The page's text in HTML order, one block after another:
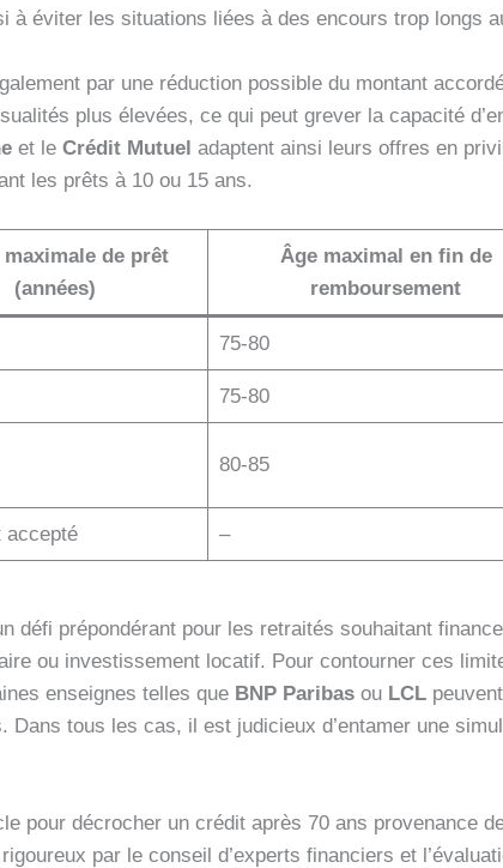
à éviter les situations liées à des encours trop longs
par une réduction possible du montant
plus élevées, ce qui peut grever la capacité
et leCrédit Mutuel adaptent ainsi leurs offres en
les prêts à 10 ou 15 ans.
maximale de prêt
(années)
Âge maximal en fin de
remboursement
75-80
75-80
80-85
accepté –
défi prépondérant pour les retraités souhaitant
ou investissement locatif. Pour contourner ces
enseignes telles que BNP Paribas ou LCL
Dans tous les cas, il est judicieux d’entamer une
pour décrocher un crédit après 70 ans provenance
par le conseil d’experts financiers et